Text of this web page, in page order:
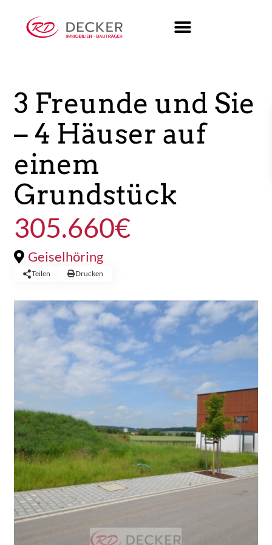
3 Freunde und Sie
– 4 Häuser auf
einem
Grundstück
305.660€
Geiselhöring
Teilen Drucken